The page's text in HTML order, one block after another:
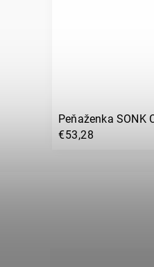
Peňaženka SONK
€53,28